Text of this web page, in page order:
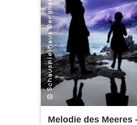
Melodie des Meeres